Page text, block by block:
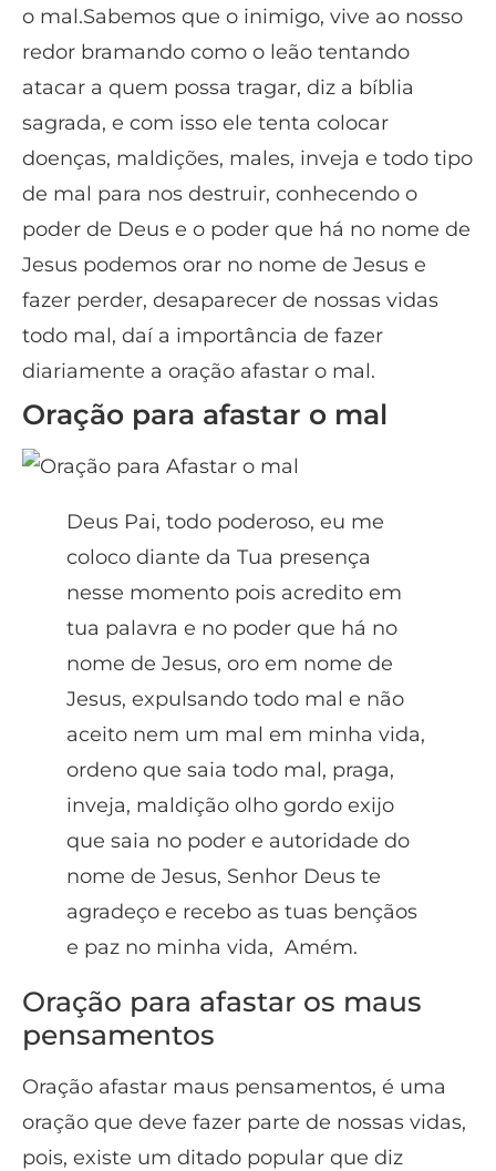
o mal.Sabemos que o inimigo, vive ao nosso
redor bramando como o leão tentando
atacar a quem possa tragar, diz a bíblia
sagrada, e com isso ele tenta colocar
doenças, maldições, males, inveja e todo tipo
de mal para nos destruir, conhecendo o
poder de Deus e o poder que há no nome de
Jesus podemos orar no nome de Jesus e
fazer perder, desaparecer de nossas vidas
todo mal, daí a importância de fazer
diariamente a oração afastar o mal.
Oração para afastar o mal
Deus Pai, todo poderoso, eu me
coloco diante da Tua presença
nesse momento pois acredito em
tua palavra e no poder que há no
nome de Jesus, oro em nome de
Jesus, expulsando todo mal e não
aceito nem um mal em minha vida,
ordeno que saia todo mal, praga,
inveja, maldição olho gordo exijo
que saia no poder e autoridade do
nome de Jesus, Senhor Deus te
agradeço e recebo as tuas bençãos
e paz no minha vida, Amém.
Oração para afastar os maus
pensamentos
Oração afastar maus pensamentos, é uma
oração que deve fazer parte de nossas vidas,
pois, existe um ditado popular que diz